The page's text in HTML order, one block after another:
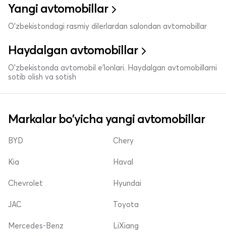
Yangi avtomobillar
O'zbekistondagi rasmiy dilerlardan salondan avtomobillar
Haydalgan avtomobillar
O'zbekistonda avtomobil e’lonlari. Haydalgan avtomobillarni
sotib olish va sotish
Markalar bo'yicha yangi avtomobillar
BYD
Kia
Chevrolet
Chery
Haval
Hyundai
JAC
Mercedes-Benz
Toyota
LiXiang